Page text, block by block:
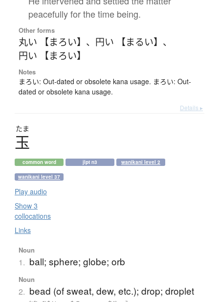
peacefully for the time being.
Other forms
丸い 【まろい】 、 円い 【まるい】 、
円い 【まろい】
Notes
まろい: Out-dated or obsolete kana usage. まろい: Out-
dated or obsolete kana usage.
Details ▸
たま
玉
common word jlpt n3 wanikani level 2
wanikani level 37
Play audio
Show 3
collocations
Links
Noun
1. ball; sphere; globe; orb
Noun
2. bead (of sweat, dew, etc.); drop; droplet